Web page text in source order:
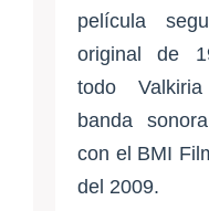
película
original de
todo
banda
con el BMI
del 2009.